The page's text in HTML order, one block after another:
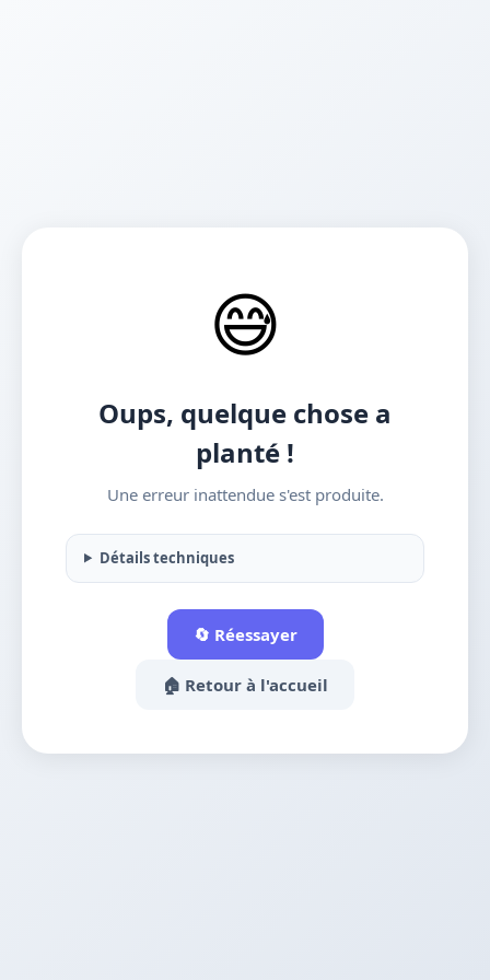
😅
Oups, quelque chose a
planté !
Une erreur inattendue s'est produite.
Détails techniques
🔄 Réessayer
🏠 Retour à l'accueil